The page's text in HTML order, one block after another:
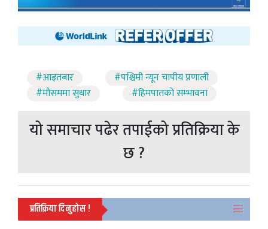
#आइतबार
#पश्चिमी न्यून चापीय प्रणाली
#मौसममा सुधार
#हिमपातको सम्भावना
यो समाचार पढेर तपाईको प्रतिक्रिया के
छ ?
प्रतिक्रिया दिनुहोस !